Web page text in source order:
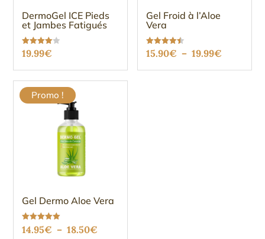
DermoGel ICE Pieds
et Jambes Fatigués
Note
3.96
19.99€
Gel Froid à l’Aloe
Vera
Note
4.49
15.90€ – 19.99€
de
Promo !
Gel Dermo Aloe Vera
Note
5.00
14.95€ – 18.50€